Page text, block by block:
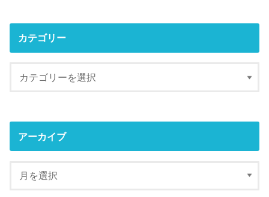
カテゴリー
アーカイブ